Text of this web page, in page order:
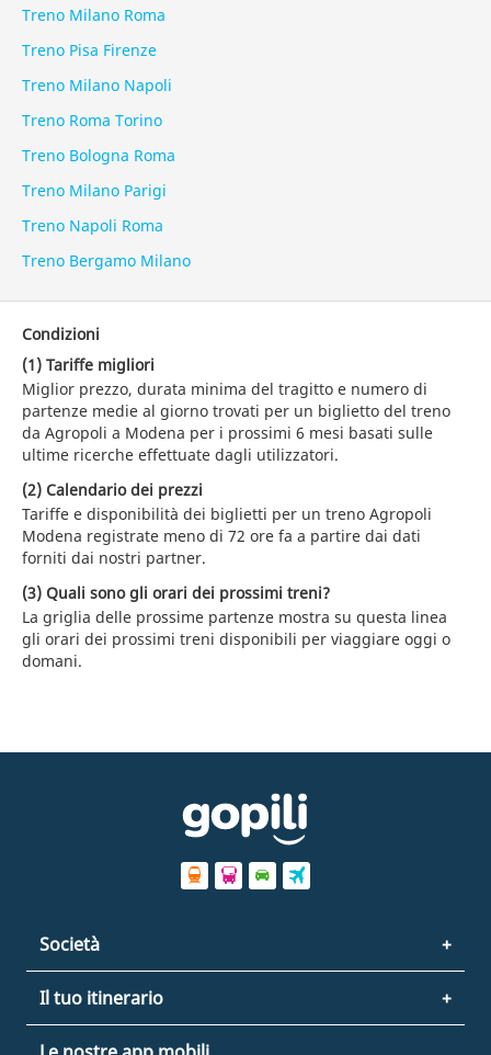
Treno Milano Roma
Treno Pisa Firenze
Treno Milano Napoli
Treno Roma Torino
Treno Bologna Roma
Treno Milano Parigi
Treno Napoli Roma
Treno Bergamo Milano
Condizioni
(1) Tariffe migliori
Miglior prezzo, durata minima del tragitto e numero di
partenze medie al giorno trovati per un biglietto del treno
da Agropoli a Modena per i prossimi 6 mesi basati sulle
ultime ricerche effettuate dagli utilizzatori.
(2) Calendario dei prezzi
Tariffe e disponibilità dei biglietti per un treno Agropoli
Modena registrate meno di 72 ore fa a partire dai dati
forniti dai nostri partner.
(3) Quali sono gli orari dei prossimi treni?
La griglia delle prossime partenze mostra su questa linea
gli orari dei prossimi treni disponibili per viaggiare oggi o
domani.
Società
Il tuo itinerario